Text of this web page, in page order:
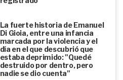
La fuerte historia de Emanuel
Di Gioia, entre una infancia
marcada por la violencia y el
día en el que descubrió que
estaba deprimido: "Quedé
destruido por dentro, pero
nadie se dio cuenta"